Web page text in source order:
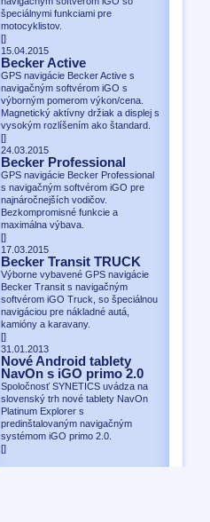
špeciálnymi funkciami pre
motocyklistov.
[]
15.04.2015
Becker Active
GPS navigácie Becker Active s
navigačným softvérom iGO s
výborným pomerom výkon/cena.
Magnetický aktívny držiak a displej s
vysokým rozlíšením ako štandard.
[]
24.03.2015
Becker Professional
GPS navigácie Becker Professional
s navigačným softvérom iGO pre
najnáročnejších vodičov.
Bezkompromisné funkcie a
maximálna výbava.
[]
17.03.2015
Becker Transit TRUCK
Výborne vybavené GPS navigácie
Becker Transit s navigačným
softvérom iGO Truck, so špeciálnou
navigáciou pre nákladné autá,
kamióny a karavany.
[]
31.01.2013
Nové Android tablety
NavOn s iGO primo 2.0
Spoločnosť SYNETICS uvádza na
slovenský trh nové tablety NavOn
Platinum Explorer s
predinštalovaným navigačným
systémom iGO primo 2.0.
[]